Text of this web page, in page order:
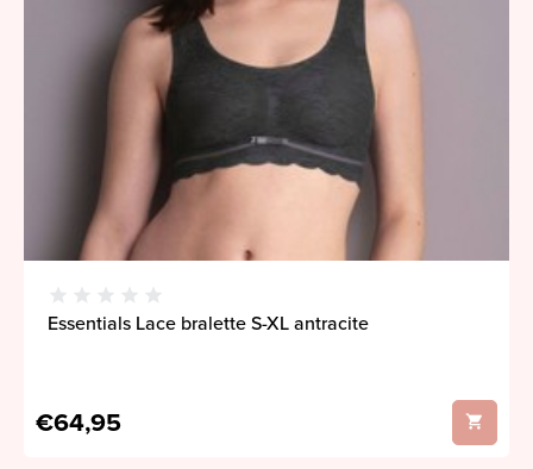
Essentials Lace bralette S-XL antracite
€64,95